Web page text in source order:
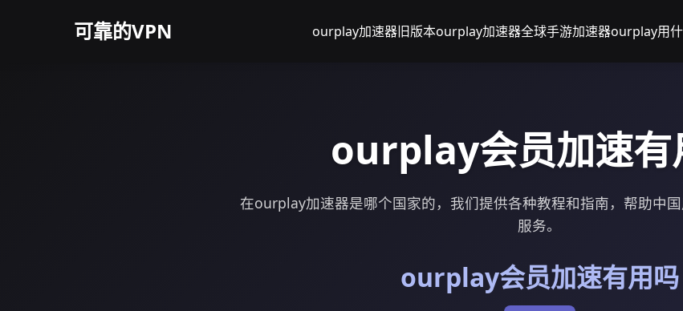
可靠的VPN ourplay加速器旧版本ourplay加速器全球手游加速器ourplay用
ourplay会员加速有
在ourplay加速器是哪个国家的，我们提供各种教程和指南，帮助中
服务。
ourplay会员加速有用吗